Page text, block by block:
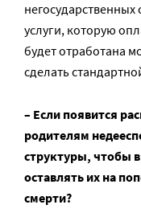
негосударственных
услуги, которую
будет отработана
сделать
– Если появится
родителям
структуры, чтобы
оставлять их на
смерти?